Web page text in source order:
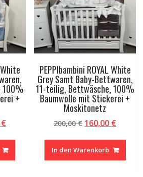
100%
+
€Aktueller
160,00 €.
PEPPIbambini ROYAL White
Grey Samt Baby-Bettwaren,
11-teilig, Bettwäsche, 100%
Baumwolle mit Stickerei +
Moskitonetz
200,00€ Ursprünglicher
war:
200,00 €
160,00 €
160,00
In den Warenkorb